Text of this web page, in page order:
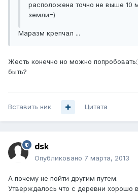
расположена точно не выше 10
земли=)
Маразм крепчал ...
Жесть конечно но можно
быть?
Вставить ник Цитата
dsk
Опубликовано 7 марта, 2013
А почему не пойти другим путем.
Утверждалось что с деревни хорошо